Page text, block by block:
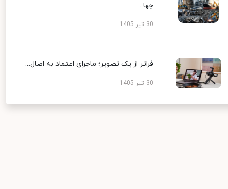
جها...
30 تیر 1405
فراتر از یک تصویر؛ ماجرای اعتماد به اصال...
30 تیر 1405